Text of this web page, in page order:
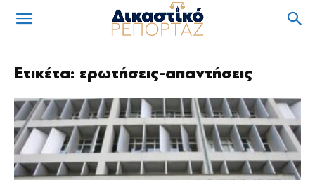
Ετικέτα: ερωτήσεις-απαντήσεις